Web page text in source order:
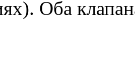
Оба